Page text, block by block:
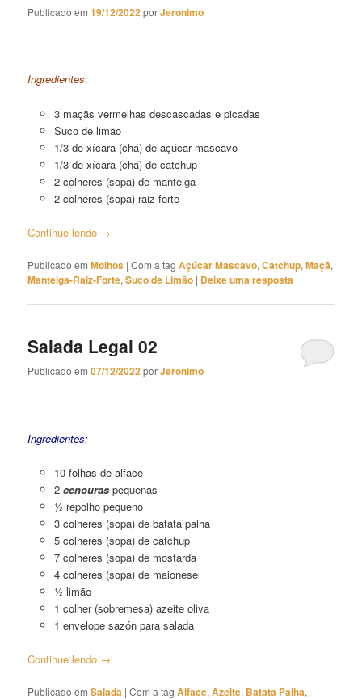
Publicado em19/12/2022porJeronimo
Ingredientes:
3 maçãs vermelhas descascadas e picadas
Suco de limão
1/3 de xícara (chá) de açúcar mascavo
1/3 de xícara (chá) de catchup
2 colheres (sopa) de manteiga
2 colheres (sopa) raiz-forte
Continue lendo →
Publicado em Molhos |Com a tagAçúcar Mascavo,Catchup,Maçã,
Manteiga-Raiz-Forte,Suco de Limão | Deixe uma resposta
Salada Legal 02
Publicado em07/12/2022porJeronimo
Ingredientes:
10 folhas de alface
2 cenouraspequenas
½ repolho pequeno
3 colheres (sopa) de batata palha
5 colheres (sopa) de catchup
7 colheres (sopa) de mostarda
4 colheres (sopa) de maionese
½ limão
1 colher (sobremesa) azeite oliva
1 envelope sazón para salada
Continue lendo →
Publicado em Salada |Com a tagAlface,Azeite, Batata Palha,